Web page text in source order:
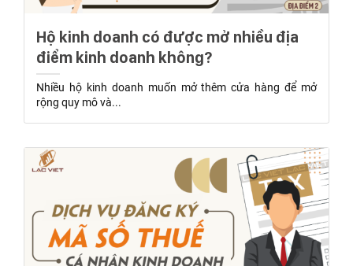
Hộ kinh doanh có được mở nhiều địa
điểm kinh doanh không?
Nhiều hộ kinh doanh muốn mở thêm cửa hàng để mở
rộng quy mô và...